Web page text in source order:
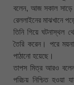
বলেন, আজ সকাল সাড়ে
রেললাইনের মাঝখানে
তিনি গিয়ে ঘটনাস্থল
তৈরি করেন। পরে
পাঠানো হয়েছে।
তাপস মিত্র আরও
পরিচয় নিশ্চিত হওয়া